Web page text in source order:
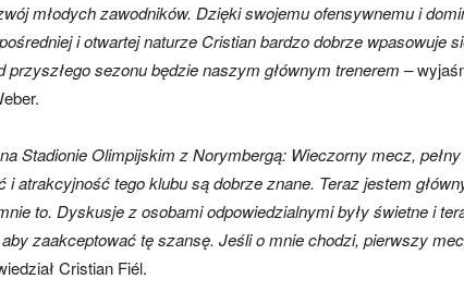
młodych zawodników. Dzięki swojemu ofensywnemu i
i otwartej naturze Cristian bardzo dobrze wpasowuje
sezonu będzie naszym głównym trenerem –
Stadionie Olimpijskim z Norymbergą: Wieczorny mecz,
i atrakcyjność tego klubu są dobrze znane. Teraz jestem
to. Dyskusje z osobami odpowiedzialnymi były świetne i
zaakceptować tę szansę. Jeśli o mnie chodzi, pierwszy
Cristian Fiél.